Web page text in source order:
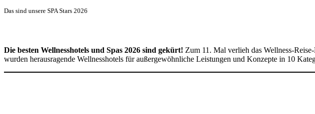
Das sind unsere SPA Stars 2026
Die besten Wellnesshotels und Spas 2026 sind gekürt! Zum 11. Mal verlieh das Wellness-
wurden herausragende Wellnesshotels für außergewöhnliche Leistungen und Konzepte in 10